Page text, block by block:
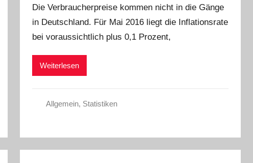
n
C
W
Die Verbraucherpreise kommen nicht in die Gänge
in Deutschland. Für Mai 2016 liegt die Inflationsrate
bei voraussichtlich plus 0,1 Prozent,
Weiterlesen
Allgemein, Statistiken